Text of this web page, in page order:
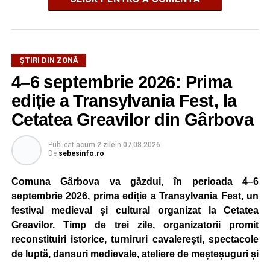
ȘTIRI DIN ZONĂ
4–6 septembrie 2026: Prima
ediție a Transylvania Fest, la
Cetatea Greavilor din Gârbova
Publicat acum 2 zileîn 07.08.2026
De sebesinfo.ro
Comuna Gârbova va găzdui, în perioada 4–6
septembrie 2026, prima ediție a Transylvania Fest, un
festival medieval și cultural organizat la Cetatea
Greavilor. Timp de trei zile, organizatorii promit
reconstituiri istorice, turniruri cavalerești, spectacole
de luptă, dansuri medievale, ateliere de meșteșuguri și